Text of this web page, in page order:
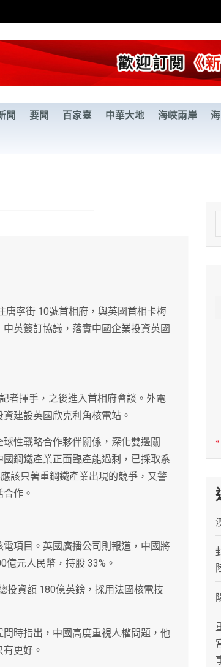
聞 要聞 百家臺 中華大地 海峽兩岸
唐寧街 10號首相府，與英國首相卡梅
英簽訂協議，落實中國企業投資英國
者揮手，之後進入首相府會談。外電
建設英國欣克利角核電站。
性戰略合作夥伴關係，深化雙邊關
鋼鐵產業正面臨產能過剩，已採取系
該只著重鋼鐵產業出現的競爭，又警
作。
項目。英國廣播公司則報道，中國將
元人民幣，持股 33%。
投資額 180億英鎊，採用法國核電技
時指出，中國高度重視人權問題，他
更好。
e